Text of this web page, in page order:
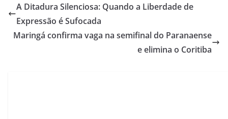
A Ditadura Silenciosa: Quando a Liberdade de
Expressão é Sufocada
Maringá confirma vaga na semifinal do Paranaense
e elimina o Coritiba